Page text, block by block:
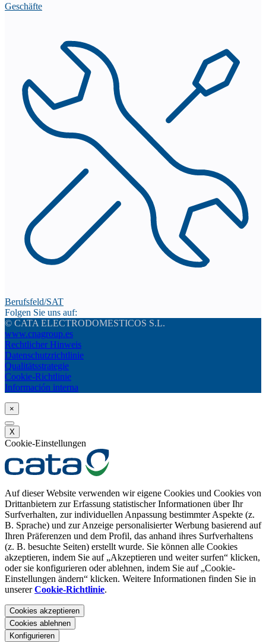
Geschäfte
Berufsfeld/SAT
Folgen Sie uns auf:
© CATA ELECTRODOMESTICOS S.L.
www.cnagroup.es
Rechtlicher Hinweis
Datenschutzrichtlinie
Qualitätsstrategie
Cookie-Richtlinie
Información interna
×
X
Cookie-Einstellungen
Auf dieser Website verwenden wir eigene Cookies und Cookies von
Drittanbietern zur Erfassung statistischer Informationen über Ihr
Surfverhalten, zur individuellen Anpassung bestimmter Aspekte (z.
B. Sprache) und zur Anzeige personalisierter Werbung basierend auf
Ihren Präferenzen und dem Profil, das anhand ihres Surfverhaltens
(z. B. besuchte Seiten) erstellt wurde. Sie können alle Cookies
akzeptieren, indem Sie auf „Akzeptieren und weiter surfen“ klicken,
oder sie konfigurieren oder ablehnen, indem Sie auf „Cookie-
Einstellungen ändern“ klicken. Weitere Informationen finden Sie in
unsererCookie-Richtlinie.
Cookies akzeptieren
Cookies ablehnen
Konfigurieren